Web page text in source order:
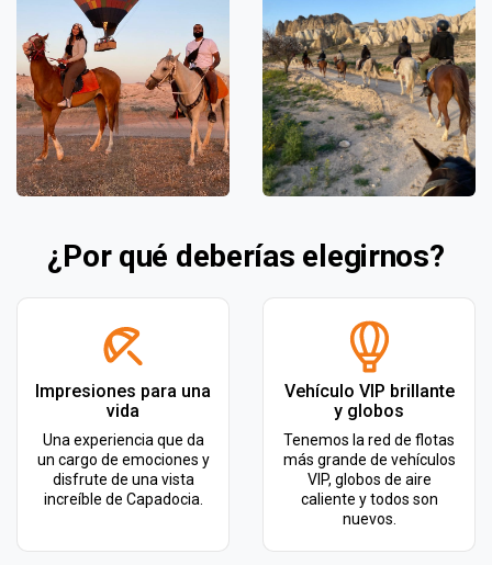
¿Por qué deberías elegirnos?
Impresiones para una
vida
Una experiencia que da
un cargo de emociones y
disfrute de una vista
increíble de Capadocia.
Vehículo VIP brillante
y globos
Tenemos la red de flotas
más grande de vehículos
VIP, globos de aire
caliente y todos son
nuevos.